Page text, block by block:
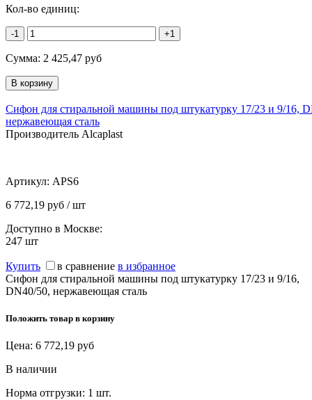
Кол-во единиц:
-1 +1
Сумма: 2 425,47 руб
Сифон для стиральной машины под штукатурку 17/23 и 9/16,
нержавеющая сталь
Производитель Alcaplast
Артикул: APS6
6 772,19 руб / шт
Доступно в Москве:
247 шт
Купить в сравнение в избранное
Сифон для стиральной машины под штукатурку 17/23 и 9/16,
DN40/50, нержавеющая сталь
Положить товар в корзину
Цена: 6 772,19 руб
В наличии
Норма отгрузки: 1 шт.